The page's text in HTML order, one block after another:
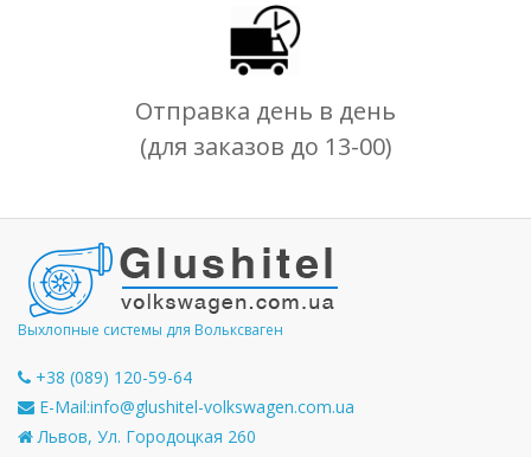
Отправка день в день
(для заказов до 13-00)
Выхлопные системы для Вольксваген
+38 (089) 120-59-64
E-Mail:info@glushitel-volkswagen.com.ua
Львов, Ул. Городоцкая 260